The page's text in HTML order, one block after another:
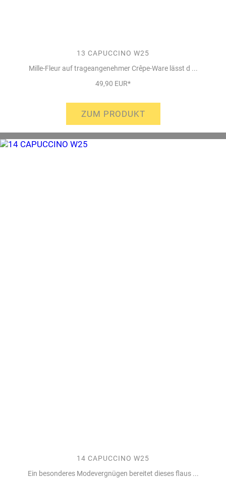
13 CAPUCCINO W25
Mille-Fleur auf trageangenehmer Crêpe-Ware lässt d ...
49,90 EUR*
ZUM PRODUKT
14 CAPUCCINO W25
Ein besonderes Modevergnügen bereitet dieses flaus ...